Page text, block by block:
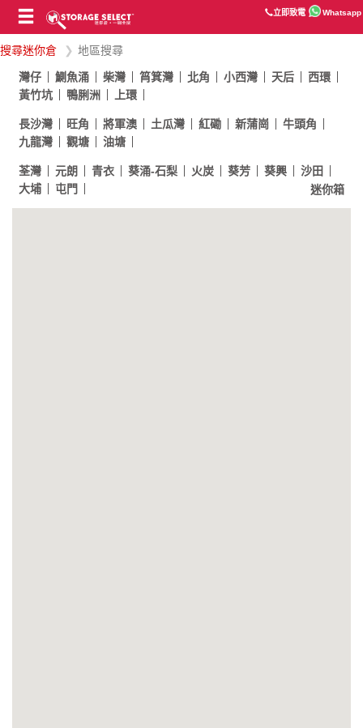
立即致電 Whatsapp
搜尋迷你倉 地區搜尋
灣仔 鰂魚涌 柴灣 筲箕灣 北角 小西灣 天后
西環
黃竹坑
鴨脷洲 上環
長沙灣 旺角 將軍澳 土瓜灣 紅磡 新蒲崗
牛頭角
九龍灣
觀塘 油塘
荃灣 元朗 青衣 葵涌-石梨 火炭 葵芳 葵興
沙田
大埔
屯門 迷你箱